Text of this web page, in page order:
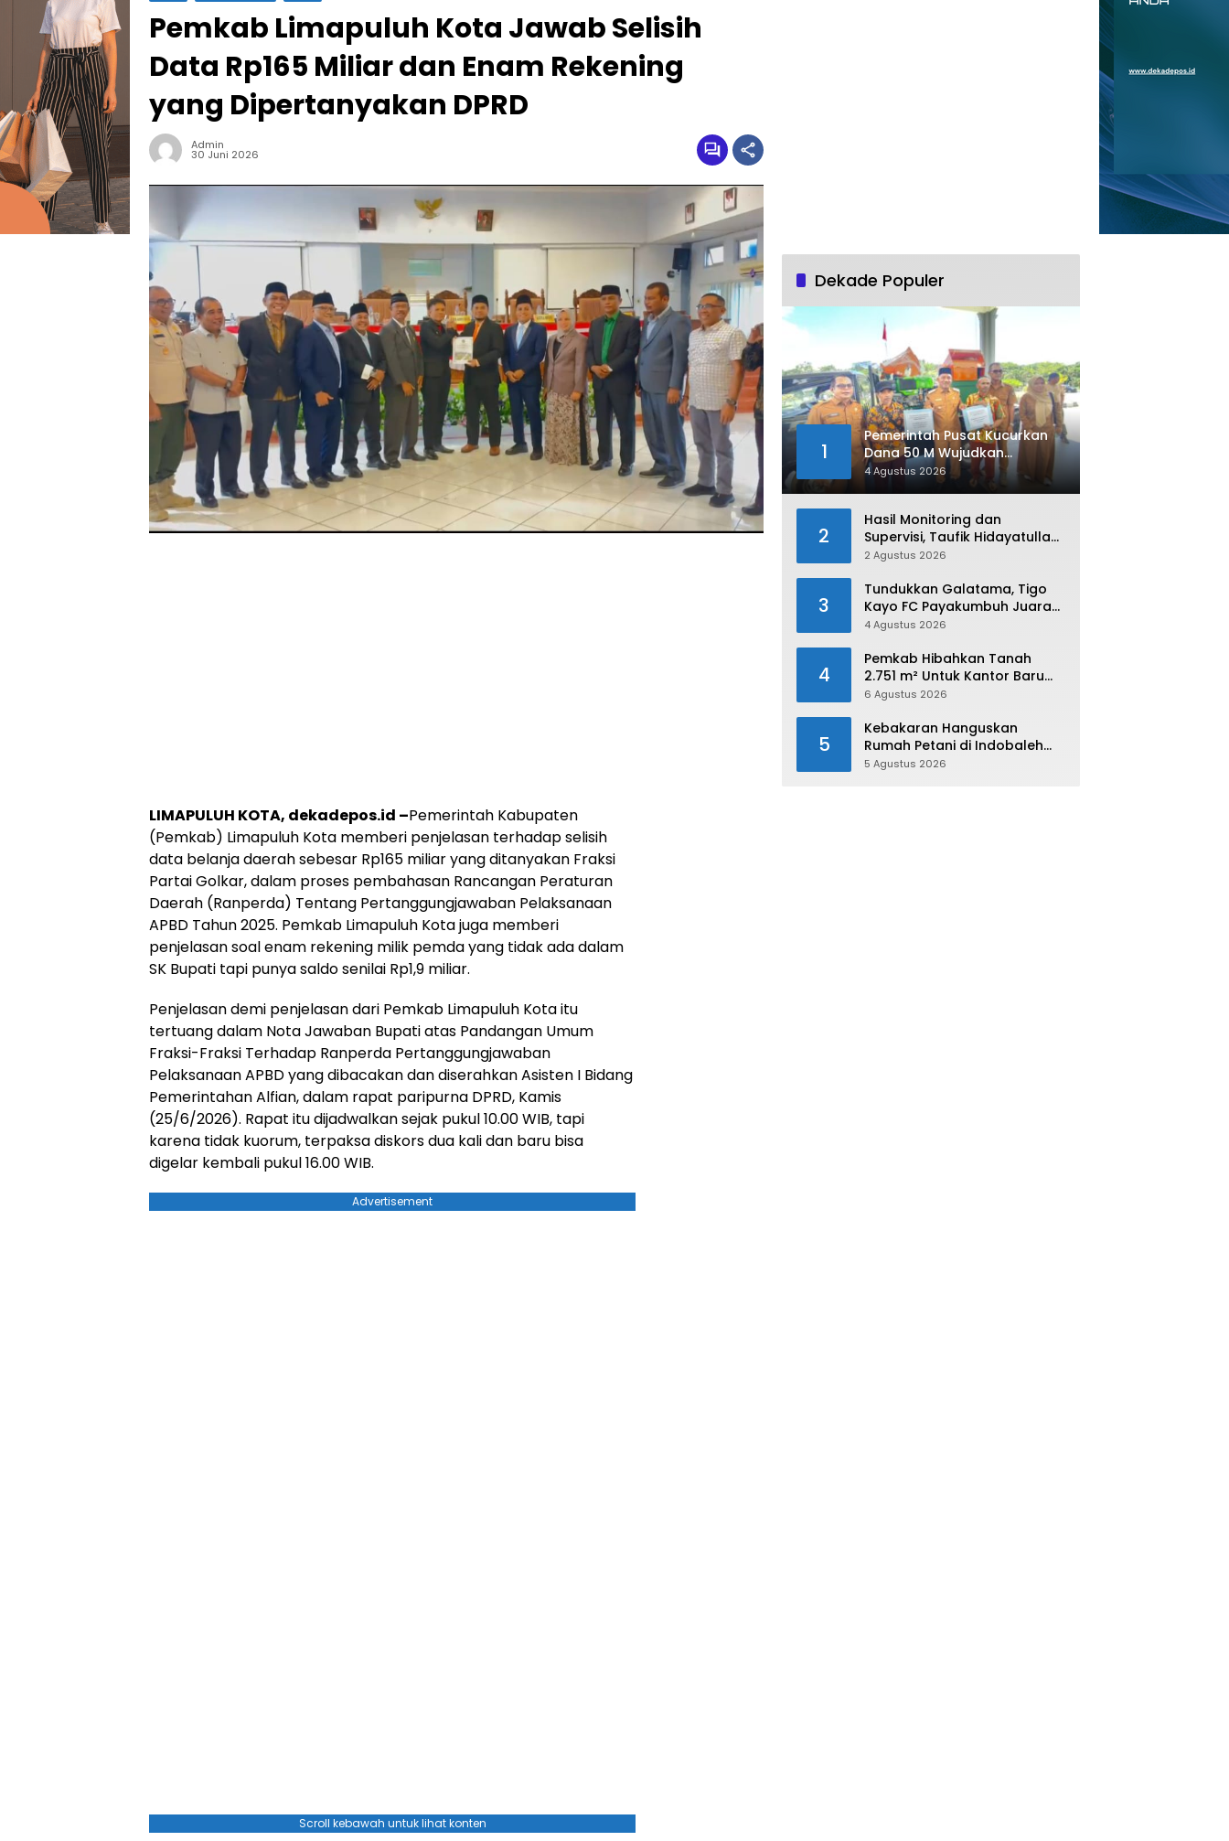
Pemkab Limapuluh Kota Jawab Selisih
Data Rp165 Miliar dan Enam Rekening
yang Dipertanyakan DPRD
Admin
30 Juni 2026
LIMAPULUH KOTA, dekadepos.id –Pemerintah Kabupaten
(Pemkab) Limapuluh Kota memberi penjelasan terhadap selisih
data belanja daerah sebesar Rp165 miliar yang ditanyakan Fraksi
Partai Golkar, dalam proses pembahasan Rancangan Peraturan
Daerah (Ranperda) Tentang Pertanggungjawaban Pelaksanaan
APBD Tahun 2025. Pemkab Limapuluh Kota juga memberi
penjelasan soal enam rekening milik pemda yang tidak ada dalam
SK Bupati tapi punya saldo senilai Rp1,9 miliar.
Penjelasan demi penjelasan dari Pemkab Limapuluh Kota itu
tertuang dalam Nota Jawaban Bupati atas Pandangan Umum
Fraksi-Fraksi Terhadap Ranperda Pertanggungjawaban
Pelaksanaan APBD yang dibacakan dan diserahkan Asisten I Bidang
Pemerintahan Alfian, dalam rapat paripurna DPRD, Kamis
(25/6/2026). Rapat itu dijadwalkan sejak pukul 10.00 WIB, tapi
karena tidak kuorum, terpaksa diskors dua kali dan baru bisa
digelar kembali pukul 16.00 WIB.
Advertisement
Scroll kebawah untuk lihat konten
Dekade Populer
1
Pemerintah Pusat Kucurkan
Dana 50 M Wujudkan
Swasembada dan Ketahanan
Pangan di Kabupaten 50 Kota
4 Agustus 2026
2
Hasil Monitoring dan
Supervisi, Taufik Hidayatullah:
Limapuluh Kota Siap Kirimkan
Porprov Sumbar 2026
2 Agustus 2026
3
Tundukkan Galatama, Tigo
Kayo FC Payakumbuh Juara
Piala Walikota Payakumbuh
4 Agustus 2026
4
Pemkab Hibahkan Tanah
2.751 m² Untuk Kantor Baru
Kejaksaan Negeri Limapuluh
6 Agustus 2026
5
Kebakaran Hanguskan
Rumah Petani di Indobaleh
Timur
5 Agustus 2026